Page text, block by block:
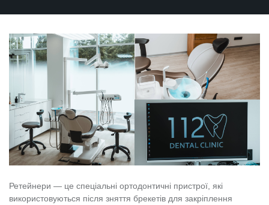
Ретейнери — це спеціальні ортодонтичні пристрої, які
використовуються після зняття брекетів для закріплення